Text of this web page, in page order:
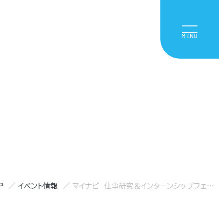
イベント情報 マイナビ 仕事研究＆インターンシップフェア 広島会場